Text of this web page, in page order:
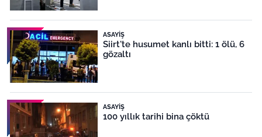
ASAYIŞ
Siirt'te husumet kanlı bitti: 1 ölü, 6
gözaltı
ASAYIŞ
100 yıllık tarihi bina çöktü